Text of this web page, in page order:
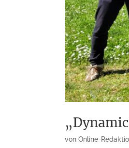
vonOnline-